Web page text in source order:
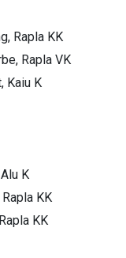
Rapla KK
Rapla VK
Kaiu K
K
KK
KK